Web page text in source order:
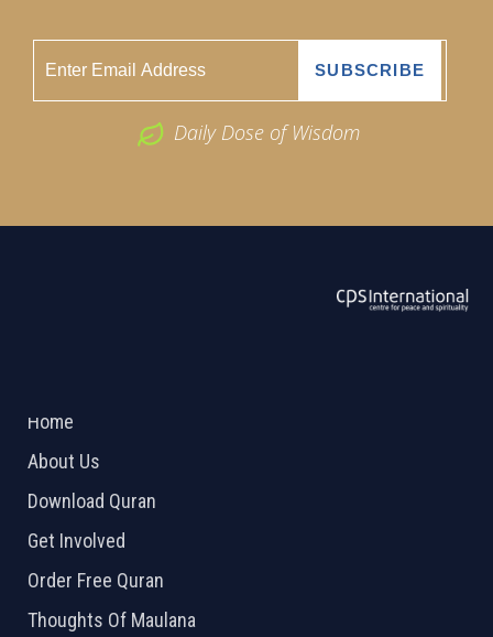
Daily Dose of Wisdom
Home
About Us
Download Quran
Get Involved
Order Free Quran
Thoughts Of Maulana